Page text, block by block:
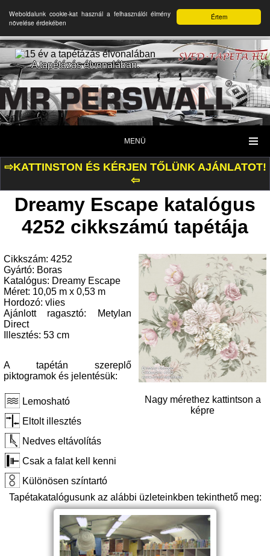
Értem
Weboldalunk cookie-kat használ a felhasználói élmény
növelése érdekében
A tapétázás élvonalában.
MENÜ
⇨KATTINSTON ÉS KÉRJEN TŐLÜNK AJÁNLATOT!
⇦
Dreamy Escape katalógus
4252 cikkszámú tapétája
Cikkszám: 4252
Gyártó: Boras
Katalógus: Dreamy Escape
Méret: 10,05 m x 0,53 m
Hordozó: vlies
Ajánlott ragasztó: Metylan
Direct
Illesztés: 53 cm
A tapétán szereplő
piktogramok és jelentésük:
Lemosható
Eltolt illesztés
Nedves eltávolítás
Csak a falat kell kenni
Különösen színtartó
Nagy mérethez kattintson a
képre
Tapétakatalógusunk az alábbi üzleteinkben tekinthető meg: